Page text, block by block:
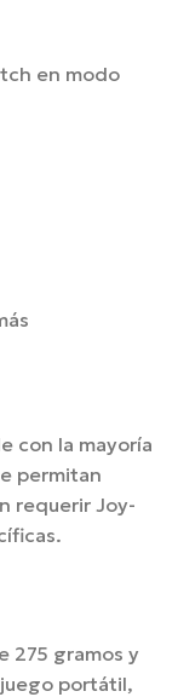
en modo
con la mayoría
permitan
requerir Joy-
275 gramos y
portátil,